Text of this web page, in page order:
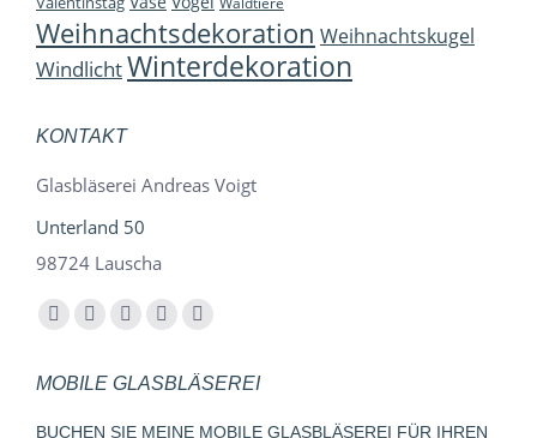
Weihnachtsdekoration Weihnachtskugel
WindlichtWinterdekoration
KONTAKT
Glasbläserei Andreas Voigt
Unterland 50
98724 Lauscha
Finden Sie uns auf:
Facebook
opens
in
YouTube
opens
in
Instagram
opens
in
E-
page
opens
Whatsapp
opens
in
MOBILE GLASBLÄSEREI
BUCHEN SIE MEINE MOBILE GLASBLÄSEREI FÜR IHREN